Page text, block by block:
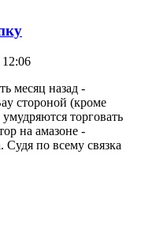
месяц назад -
стороной (кроме
торговать
на амазоне -
по всему связка